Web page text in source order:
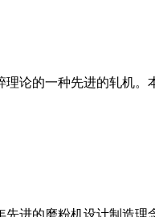
论的一种先进的轧机。
进的磨粉机设计制造理